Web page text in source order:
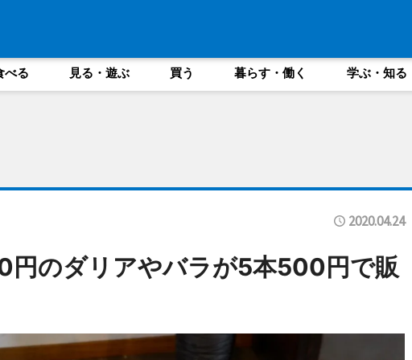
べる 見る・遊ぶ 買う 暮らす・働く 学ぶ・知る
2020.04.24
のダリアやバラが5本500円で販